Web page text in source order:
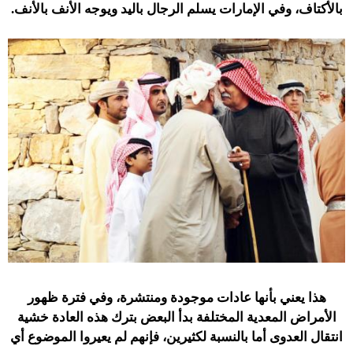
بالأكتاف، وفي الإمارات يسلم الرجال باليد ويوجه الأنف بالأنف.
هذا يعني بأنها عادات موجودة ومنتشرة، وفي فترة ظهور
الأمراض المعدية المختلفة بدأ البعض بترك هذه العادة خشية
انتقال العدوى أما بالنسبة لكثيرين، فإنهم لم يعيروا الموضوع أي